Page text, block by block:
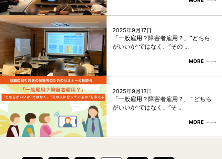
2025年9月17日
「一般雇用？障害者雇用？」”どちら
がいいか”ではなく、”その ...
MORE
2025年9月13日
「一般雇用？障害者雇用？」 ”どちら
がいいか”ではなく、”そ ...
MORE